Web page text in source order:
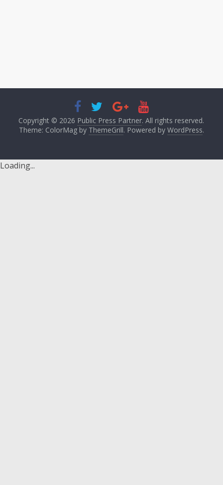
Copyright © 2026 Public Press Partner. All rights reserved.
Theme: ColorMag by ThemeGrill. Powered by WordPress.
Loading...